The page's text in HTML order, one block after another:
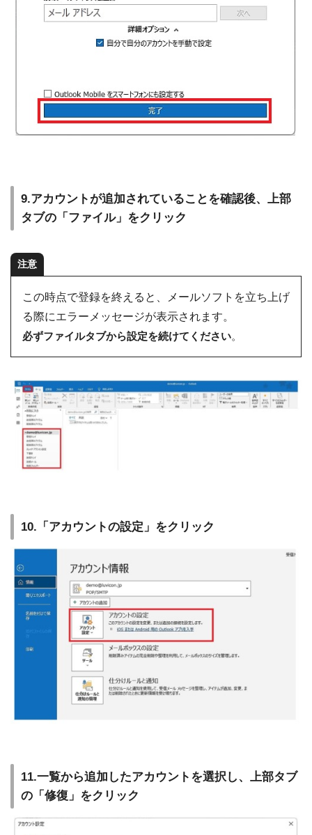
9.アカウントが追加されていることを確認後、上部
タブの「ファイル」をクリック
注意
この時点で登録を終えると、メールソフトを立ち上げ
る際にエラーメッセージが表示されます。
必ずファイルタブから設定を続けてください。
10.「アカウントの設定」をクリック
11.一覧から追加したアカウントを選択し、上部タブ
の「修復」をクリック